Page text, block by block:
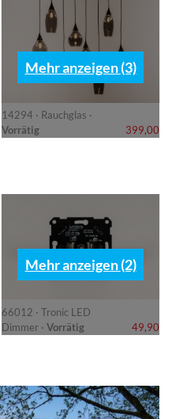
14294 · Rauchglas ·
Vorrätig
399,00
Mehr anzeigen (3)
66012 · Tronic LED
Dimmer · Vorrätig 49,90
Mehr anzeigen (2)